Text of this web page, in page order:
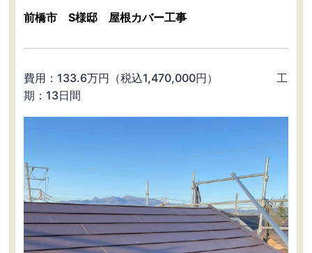
前橋市 S様邸 屋根カバー工事
費用：133.6万円（税込1,470,000円） 工
期：13日間